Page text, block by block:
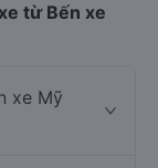
từ Bến xe
xe Mỹ